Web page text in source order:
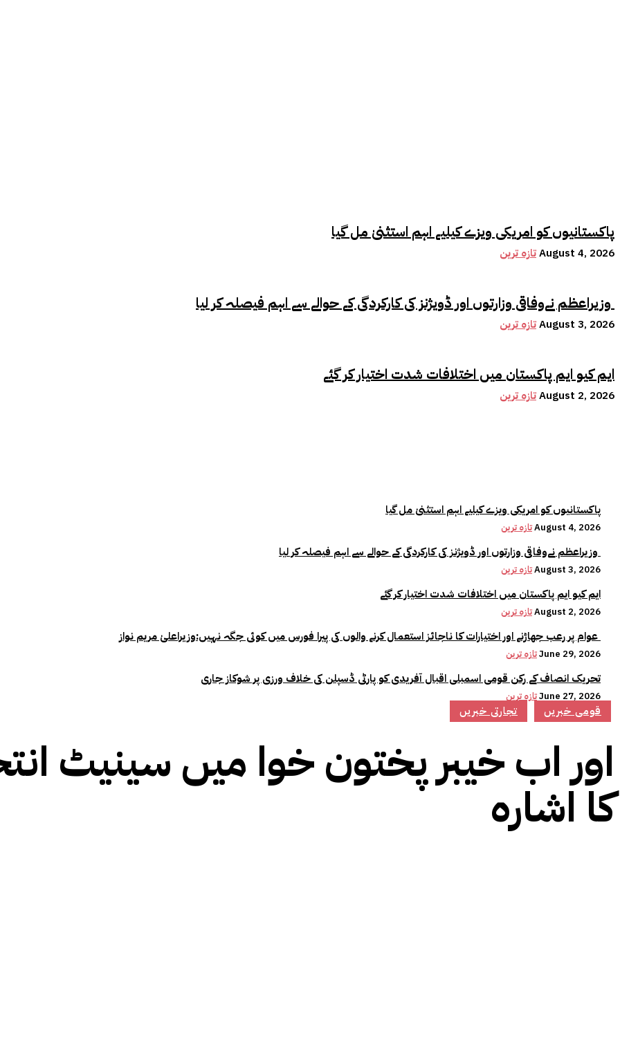
پاکستانیوں کو امریکی ویزے کیلیے اہم استثنیٰ مل گیا
تازہ ترینAugust 4, 2026
وزیراعظم نےوفاقی وزارتوں اور ڈویژنز کی کارکردگی کے حوالے سے اہم فیصلہ کر لیا
تازہ ترینAugust 3, 2026
ایم کیو ایم پاکستان میں اختلافات شدت اختیار کر گئے
تازہ ترینAugust 2, 2026
پاکستانیوں کو امریکی ویزے کیلیے اہم استثنیٰ مل گیا
تازہ ترینAugust 4, 2026
تازہ ترینAugust 3, 2026
ایم کیو ایم پاکستان میں اختلافات شدت اختیار کر گئے
تازہ ترینAugust 2, 2026
تازہ ترینJune 29, 2026
تحریک انصاف کے رکن قومی اسمبلی اقبال آفریدی کو پارٹی ڈسپلن کی خلاف ورزی پر شوکاز جاری
تازہ ترینJune 27, 2026
تجارتی خبریں قومی خبریں
اور اب خیبر پختون خوا میں سینیٹ
کا اشارہ